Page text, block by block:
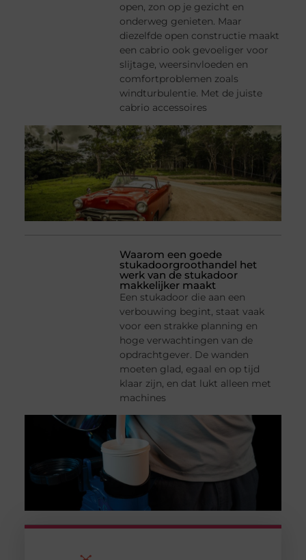
open, zon op je gezicht en
onderweg genieten. Maar
diezelfde open constructie maakt
een cabrio ook gevoeliger voor
slijtage, weersinvloeden en
comfortproblemen zoals
windturbulentie. Met de juiste
cabrio accessoires
Waarom een goede
stukadoorgroothandel het
werk van de stukadoor
makkelijker maakt
Een stukadoor die aan een
verbouwing begint, staat vaak
voor een strakke planning en
hoge verwachtingen van de
opdrachtgever. De wanden
moeten glad, egaal en op tijd
klaar zijn, en dat lukt alleen met
machines